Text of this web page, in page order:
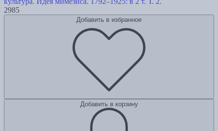
2985
Добавить в избранное
Добавить в корзину